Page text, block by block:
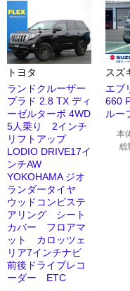
トヨタ
ランドクルーザー
プラド 2.8 TX ディ
ーゼルターボ 4WD
5人乗り 2インチ
リフトアップ
LODIO DRIVE17イ
ンチAW
YOKOHAMA ジオ
ランダータイヤ
ウッドコンビステ
アリング シート
カバー フロアマ
ット カロッツェ
リア7インチナビ
前後ドライブレコ
ーダー ETC
スズ
エブ
660
ルー
本
総